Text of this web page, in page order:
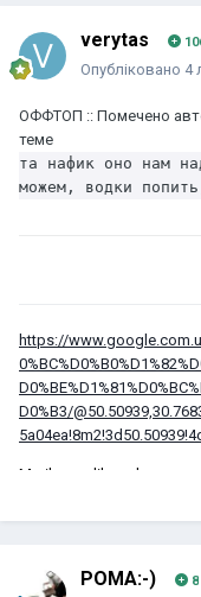
verytas
Опубліковано 4
ОФФТОП :: Помечено
теме
та нафик оно нам
можем, водки
https://
D0%B3/
Marihuana libre, droga
POMA:-) 8